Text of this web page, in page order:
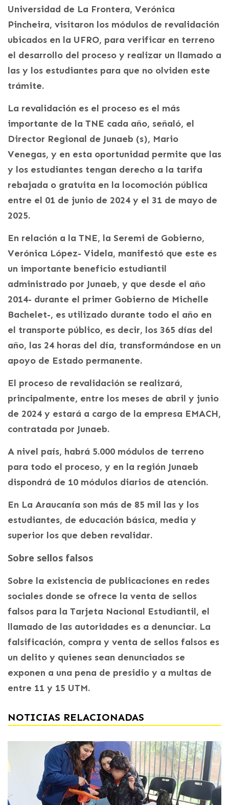
Universidad de La Frontera, Verónica
Pincheira, visitaron los módulos de revalidación
ubicados en la UFRO, para verificar en terreno
el desarrollo del proceso y realizar un llamado a
las y los estudiantes para que no olviden este
trámite.
La revalidación es el proceso es el más
importante de la TNE cada año, señaló, el
Director Regional de Junaeb (s), Mario
Venegas, y en esta oportunidad permite que las
y los estudiantes tengan derecho a la tarifa
rebajada o gratuita en la locomoción pública
entre el 01 de junio de 2024 y el 31 de mayo de
2025.
En relación a la TNE, la Seremi de Gobierno,
Verónica López- Videla, manifestó que este es
un importante beneficio estudiantil
administrado por Junaeb, y que desde el año
2014- durante el primer Gobierno de Michelle
Bachelet-, es utilizado durante todo el año en
el transporte público, es decir, los 365 días del
año, las 24 horas del día, transformándose en un
apoyo de Estado permanente.
El proceso de revalidación se realizará,
principalmente, entre los meses de abril y junio
de 2024 y estará a cargo de la empresa EMACH,
contratada por Junaeb.
A nivel país, habrá 5.000 módulos de terreno
para todo el proceso, y en la región Junaeb
dispondrá de 10 módulos diarios de atención.
En La Araucanía son más de 85 mil las y los
estudiantes, de educación básica, media y
superior los que deben revalidar.
Sobre sellos falsos
Sobre la existencia de publicaciones en redes
sociales donde se ofrece la venta de sellos
falsos para la Tarjeta Nacional Estudiantil, el
llamado de las autoridades es a denunciar. La
falsificación, compra y venta de sellos falsos es
un delito y quienes sean denunciados se
exponen a una pena de presidio y a multas de
entre 11 y 15 UTM.
NOTICIAS RELACIONADAS